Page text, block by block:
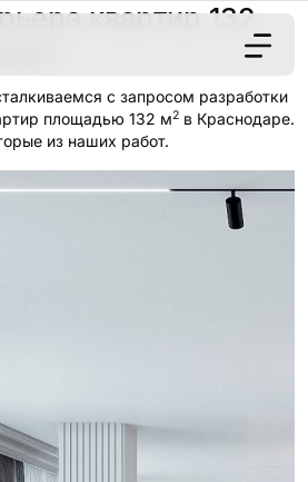
Дизайн
Ремонт
Цены
квартир 132
с запросом разработки
площадью 132 м2 в Краснодаре.
из наших работ.